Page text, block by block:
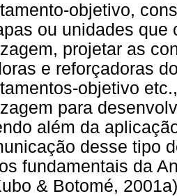
objetivo,
ou unidades que
projetar as
e reforçadoras
objetivo
para
além da
desse tipo
fundamentais da
& Botomé,